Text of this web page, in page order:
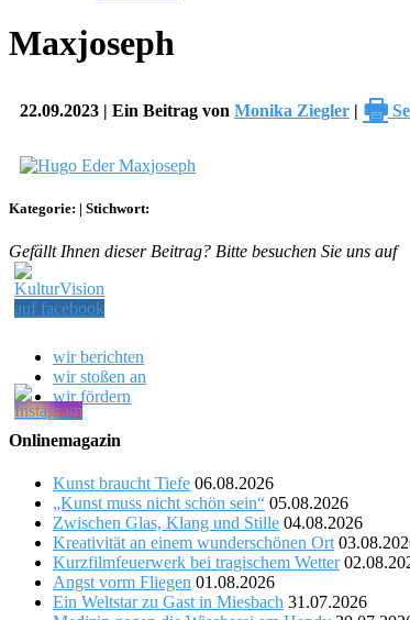
Maxjoseph
22.09.2023 | Ein Beitrag von Monika Ziegler | 🖶
Kategorie: | Stichwort:
Gefällt Ihnen dieser Beitrag? Bitte besuchen Sie uns auf
wir berichten
wir stoßen an
wir fördern
Onlinemagazin
Kunst braucht Tiefe 06.08.2026
„Kunst muss nicht schön sein“ 05.08.2026
Zwischen Glas, Klang und Stille 04.08.2026
Kreativität an einem wunderschönen Ort
Kurzfilmfeuerwerk bei tragischem Wetter
Angst vorm Fliegen 01.08.2026
Ein Weltstar zu Gast in Miesbach 31.07.2026